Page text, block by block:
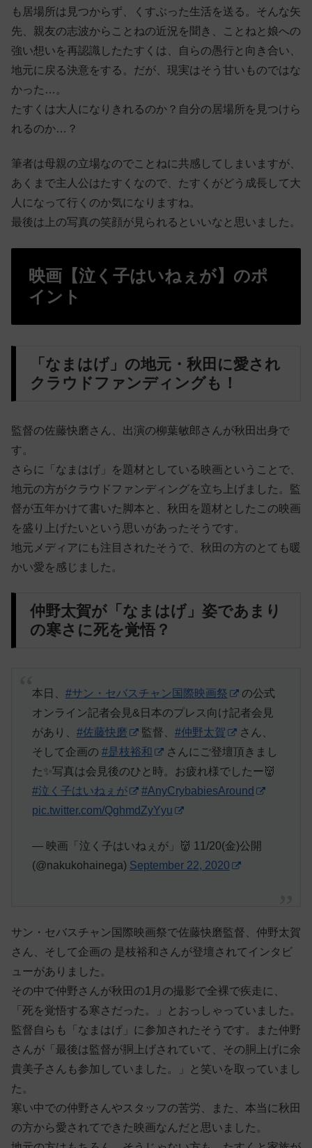
も居場所は見つからず、くすぶった生活を送る。そんな矢
先、親友の志波からことねの近況を聞き、ことねと娘への
強い想いを再認識したたすくは、自らの愚行と向き合い、
地元に戻る決意をする。だが、現実はそう甘いものではな
かった…。
たすくは大人になりきれるのか？自分の居場所を見つけら
れるのか…？
筆者は母親の立場なのでことねに共感してしまいますが、
あくまで主人公はたすくなので、たすくがどう成長して大
人になって行くのか気になりますね。
最後は上の写真の笑顔が見られるといいなと思いました。
映画【泣く子はいねぇが】のポ
イント
「なまはげ」の地元・秋田に愛され
クラウドファンディングも！
監督の佐藤快磨さん、出演の柳葉敏郎さんが秋田出身で
す。
さらに「なまはげ」を題材としている映画ということで、
地元の方がクラウドファンディングを立ち上げました。監
督が五年かけて書いた脚本と、秋田を題材としたこの映画
を盛り上げたいという思いがあったそうです。
地元メディアにも注目されたそうで、秋田の方のとても暖
かい愛を感じました。
仲野太賀が「なまはげ」姿であまり
の寒さに死を覚悟？
本日、 #サン・セバスチャン国際映画祭
の公式
オンライン記者会見&日本のプレス向け記者会見
があり、 #佐藤快磨 監督、 #仲野太賀
さん、
そして企画の #是枝裕和
さんにご登壇頂きまし
た✨写真は会見後のひと時。お疲れ様でしたー👹
#泣く子はいねぇが
#AnyCrybabiesAround
pic.twitter.com/QghmdZyYyu
— 映画「泣く子はいねぇが」👹 11/20(金)公開
(@nakukohainega) September 22, 2020
サン・セバスチャン国際映画祭で佐藤快磨監督、仲野太賀
さん、そして企画の 是枝裕和さんが登壇されてインタビ
ューがありました。
その中で仲野さんが秋田の1月の撮影で全裸で疾走に、
「死を覚悟する寒さだった。」とおっしゃっていました。
監督自らも「なまはげ」に参加されたそうです。また仲野
さんが「最後は監督が胴上げされていて、その胴上げに余
貴美子さんも参加していました。」と笑いを取っていまし
た。
寒い中での仲野さんやスタッフの苦労、また、本当に秋田
の方から愛されてできた映画なんだと思いました。